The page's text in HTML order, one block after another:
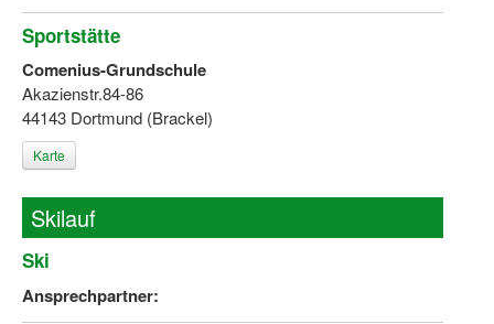
Sportstätte
Comenius-Grundschule
Akazienstr.84-86
44143 Dortmund (Brackel)
Karte
Skilauf
Ski
Ansprechpartner: